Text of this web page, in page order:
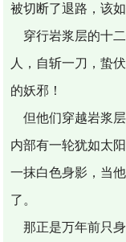
被切断了退路，该如
穿行岩浆层的十
人，自斩一刀，蛰
的妖邪！
但他们穿越岩浆层
内部有一轮犹如太
一抹白色身影，当
了。
那正是万年前只